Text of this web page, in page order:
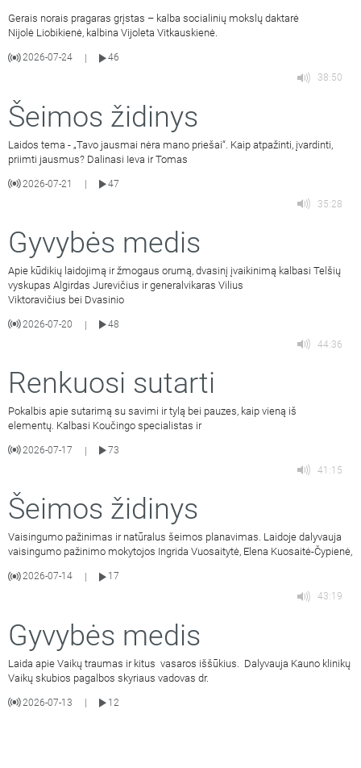
Gerais norais pragaras grįstas – kalba socialinių mokslų daktarė
Nijolė Liobikienė, kalbina Vijoleta Vitkauskienė.
2026-07-24
46
38:50
Šeimos židinys
Laidos tema - „Tavo jausmai nėra mano priešai“. Kaip atpažinti, įvardinti,
priimti jausmus? Dalinasi Ieva ir Tomas
2026-07-21
47
35:28
Gyvybės medis
Apie kūdikių laidojimą ir žmogaus orumą, dvasinį įvaikinimą kalbasi Telšių
vyskupas Algirdas Jurevičius ir generalvikaras Vilius
Viktoravičius bei Dvasinio
2026-07-20 |
48
44:36
Renkuosi sutarti
Pokalbis apie sutarimą su savimi ir tylą bei pauzes, kaip vieną iš
elementų. Kalbasi Koučingo specialistas ir
2026-07-17 |
73
41:15
Šeimos židinys
Vaisingumo pažinimas ir natūralus šeimos planavimas. Laidoje dalyvauja
vaisingumo pažinimo mokytojos Ingrida Vuosaitytė, Elena Kuosaitė-Čypienė,
2026-07-14
17
43:19
Gyvybės medis
Laida apie Vaikų traumas ir kitus vasaros iššūkius. Dalyvauja Kauno klinikų
Vaikų skubios pagalbos skyriaus vadovas dr.
2026-07-13 12